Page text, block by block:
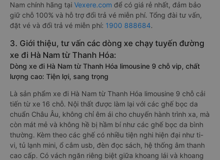
Nam chính hãng tại Vexere.com để có giá rẻ nhất, đảm bảo
giữ chỗ 100% và hỗ trợ đổi trả vé miễn phí. Tổng đài tư vấn,
đặt vé và đổi trả vé miễn phí: 1900 888684.
3. Giới thiệu, tư vấn các dòng xe chạy tuyến đường
xe đi Hà Nam từ Thanh Hóa:
Dòng xe đi Hà Nam từ Thanh Hóa limousine 9 chỗ vip, chất
lượng cao: Tiện lợi, sang trọng
Là sản phẩm xe đi Hà Nam từ Thanh Hóa limousine 9 chỗ cải
tiến từ xe 16 chỗ. Nội thất được làm lại với các ghế bọc da
chuẩn Châu Âu, không chỉ êm ái cho chuyến hành trình xa, mà
còn mát mẻ và không hề bị hầm bí như các ghế bọc da bình
thường. Kèm theo các ghế có nhiều tiện nghi hiện đại như ti-
vi, tủ lạnh mini, ổ cắm usb, đèn đọc sách, hệ thống âm thanh
cao cấp. Có vách ngăn riêng biệt giữa khoang lái và khoang